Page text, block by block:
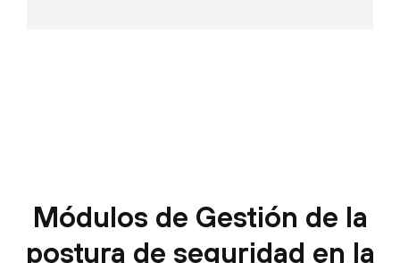
Módulos de Gestión de la
postura de seguridad en la